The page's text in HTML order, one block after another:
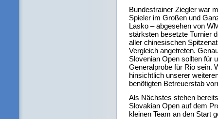
Bundestrainer Ziegler war
Spieler im Großen und
Lasko – abgesehen von
stärksten besetzte Turnier
aller chinesischen
Vergleich angetreten.
Slovenian Open sollten für
Generalprobe für Rio sein.
hinsichtlich unserer
benötigten Betreuerstab
Als Nächstes stehen
Slovakian Open auf dem
kleinen Team an den Start